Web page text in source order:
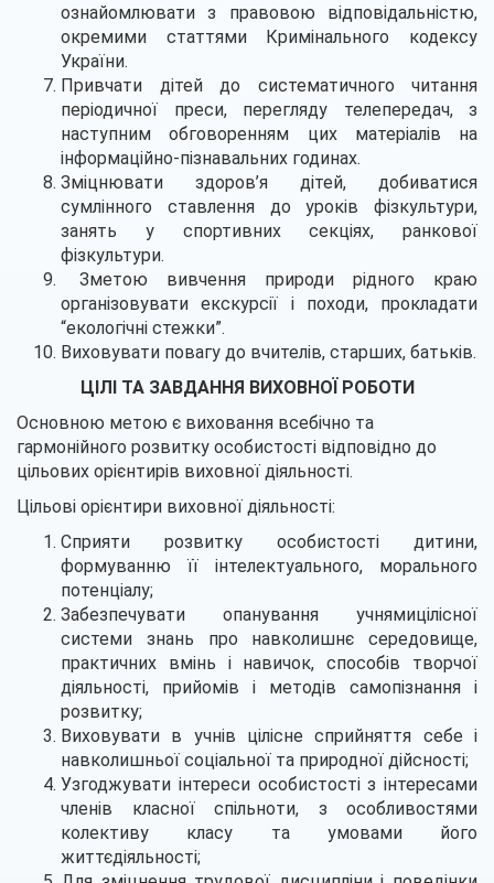
ознайомлювати з правовою відповідальністю,
окремими статтями Кримінального кодексу
України.
Привчати дітей до систематичного читання
періодичної преси, перегляду телепередач, з
наступним обговоренням цих матеріалів на
інформаційно-пізнавальних годинах.
Зміцнювати здоров’я дітей, добиватися
сумлінного ставлення до уроків фізкультури,
занять у спортивних секціях, ранкової
фізкультури.
Зметою вивчення природи рідного краю
організовувати екскурсії і походи, прокладати
“екологічні стежки”.
Виховувати повагу до вчителів, старших, батьків.
ЦІЛІ ТА ЗАВДАННЯ ВИХОВНОЇ РОБОТИ
Основною метою є виховання всебічно та
гармонійного розвитку особистості відповідно до
цільових орієнтирів виховної діяльності.
Цільові орієнтири виховної діяльності:
Сприяти розвитку особистості дитини,
формуванню її інтелектуального, морального
потенціалу;
Забезпечувати опанування учнямицілісної
системи знань про навколишнє середовище,
практичних вмінь і навичок, способів творчої
діяльності, прийомів і методів самопізнання і
розвитку;
Виховувати в учнів цілісне сприйняття себе і
навколишньої соціальної та природної дійсності;
Узгоджувати інтереси особистості з інтересами
членів класної спільноти, з особливостями
колективу класу та умовами його
життєдіяльності;